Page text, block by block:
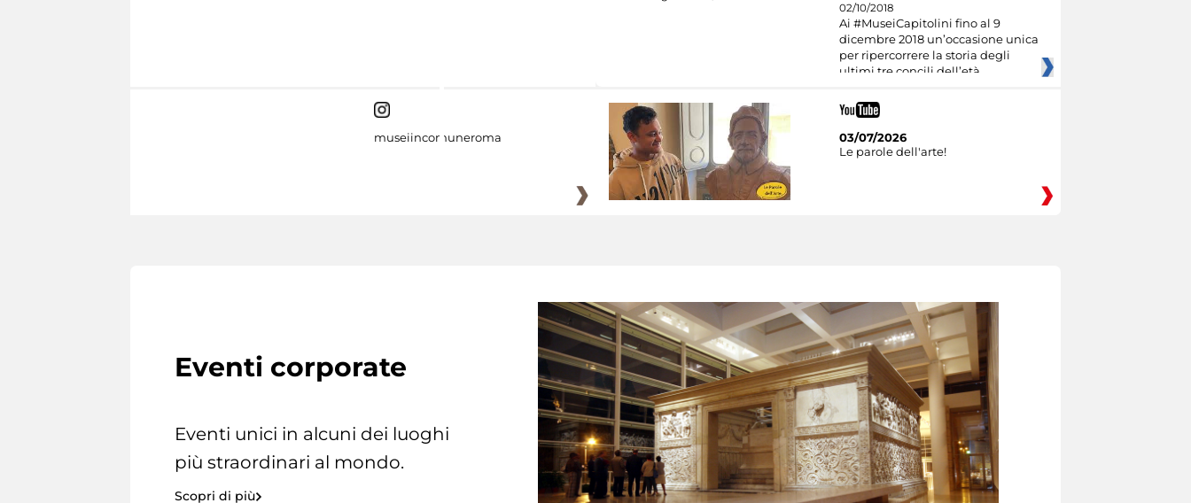
02/10/2018
Ai #MuseiCapitolini fino al 9
dicembre 2018 un’occasione unica
per ripercorrere la storia degli
ultimi tre concili dell’età
museiincomuneroma
03/07/2026
Le parole dell'arte!
Eventi corporate
Eventi unici in alcuni dei luoghi
più straordinari al mondo.
Scopri di più